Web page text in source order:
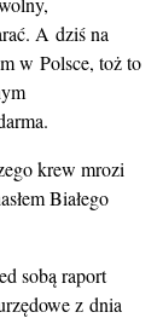
A dziś na
w Polsce, toż to
krew mrozi
Białego
sobą raport
z dnia